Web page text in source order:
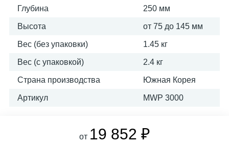
Глубина 250 мм
Высота от 75 до 145 мм
Вес (без упаковки) 1.45 кг
Вес (с упаковкой) 2.4 кг
Страна производства Южная Корея
Артикул MWP 3000
от 19 852 ₽